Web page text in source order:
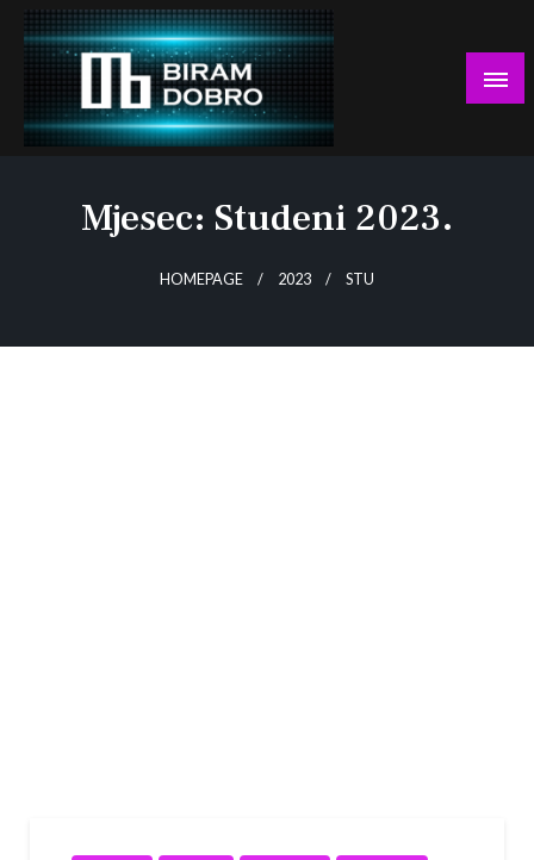
Skip
content
Mjesec: Studeni 2023.
HOMEPAGE 2023 STU